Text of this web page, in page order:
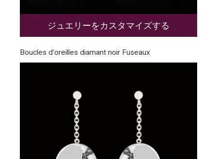
ジュエリーをカスタマイズする
Boucles d'oreilles diamant noir Fuseaux